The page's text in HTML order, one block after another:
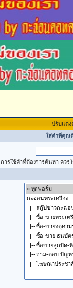
ปรับแต่ง
ใส่คำที่คุณ
การใช้คำที่ต้องการค้นหา ควร